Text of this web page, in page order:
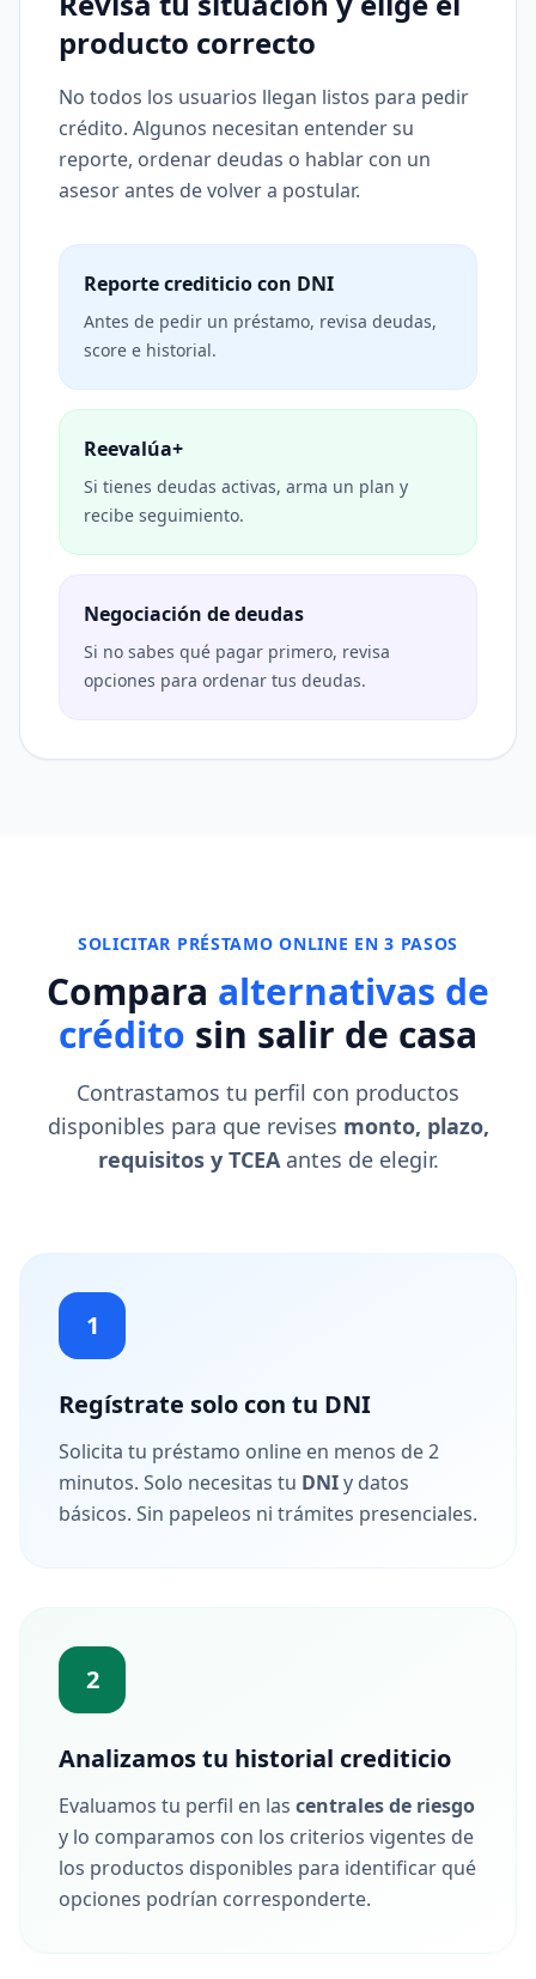
producto correcto
No todos los usuarios llegan listos para pedir
crédito. Algunos necesitan entender su
reporte, ordenar deudas o hablar con un
asesor antes de volver a postular.
Reporte crediticio con DNI
Antes de pedir un préstamo, revisa deudas,
score e historial.
Reevalúa+
Si tienes deudas activas, arma un plan y
recibe seguimiento.
Negociación de deudas
Si no sabes qué pagar primero, revisa
opciones para ordenar tus deudas.
SOLICITAR PRÉSTAMO ONLINE EN 3 PASOS
Compara alternativas de
crédito sin salir de casa
Contrastamos tu perfil con productos
disponibles para que revises monto, plazo,
requisitos y TCEAantes de elegir.
1
Regístrate solo con tu DNI
Solicita tu préstamo online en menos de 2
minutos. Solo necesitas tu DNIy datos
básicos. Sin papeleos ni trámites presenciales.
2
Analizamos tu historial crediticio
Evaluamos tu perfil en las centrales de riesgo
y lo comparamos con los criterios vigentes de
los productos disponibles para identificar qué
opciones podrían corresponderte.